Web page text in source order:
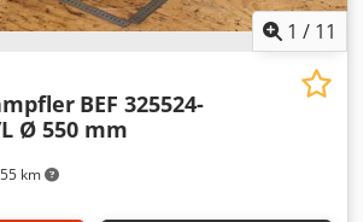
1 / 11
km
BEF 325524-
Ø 550 mm